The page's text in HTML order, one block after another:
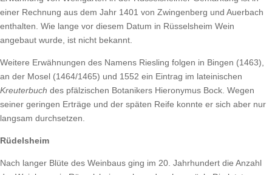
einer Rechnung aus dem Jahr 1401 von Zwingenberg und Auerbach
enthalten. Wie lange vor diesem Datum in Rüsselsheim Wein
angebaut wurde, ist nicht bekannt.
Weitere Erwähnungen des Namens Riesling folgen in Bingen (1463),
an der Mosel (1464/1465) und 1552 ein Eintrag im lateinischen
Kreuterbuch des pfälzischen Botanikers Hieronymus Bock. Wegen
seiner geringen Erträge und der späten Reife konnte er sich aber nur
langsam durchsetzen.
Rüdelsheim
Nach langer Blüte des Weinbaus ging im 20. Jahrhundert die Anzahl